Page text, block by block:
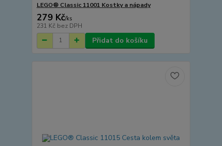
LEGO® Classic 11001 Kostky a nápady
279 Kč/ks
231 Kč bez DPH
Přidat do košíku